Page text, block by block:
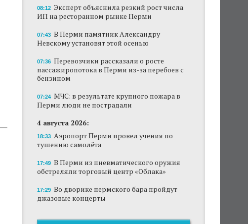
08:12 Эксперт объяснила резкий рост числа
ИП на ресторанном рынке Перми
07:43 В Перми памятник Александру
Невскому установят этой осенью
07:36 Перевозчики рассказали о росте
пассажиропотока в Перми из-за перебоев с
бензином
07:24 МЧС: в результате крупного пожара в
Перми люди не пострадали
4 августа 2026:
18:33 Аэропорт Перми провел учения по
тушению самолёта
17:49 В Перми из пневматического оружия
обстреляли торговый центр «Облака»
17:29 Во дворике пермского бара пройдут
джазовые концерты